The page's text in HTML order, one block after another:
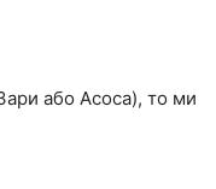
або Асоса), то ми